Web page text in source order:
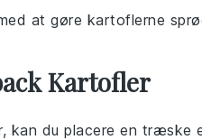
at gøre kartoflerne
Kartofler
, kan du placere en træske